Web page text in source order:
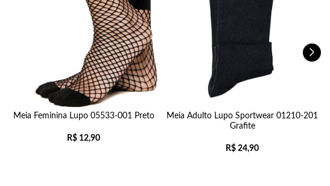
Meia Feminina Lupo 05533-001 Preto
R$ 12,90
Meia Adulto Lupo Sportwear 01210-201
Grafite
R$ 24,90